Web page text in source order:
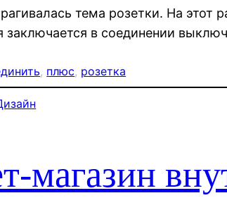
тема розетки. На этот
заключается в соединении
, плюс, розетка
магазин